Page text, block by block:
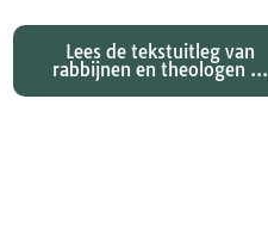
Lees de tekstuitleg van
rabbijnen en theologen ...